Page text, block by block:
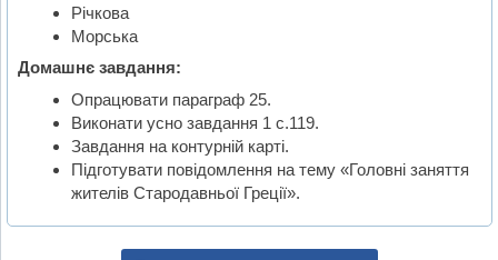
Річкова
Морська
Домашнє завдання:
Опрацювати параграф 25.
Виконати усно завдання 1 с.119.
Завдання на контурній карті.
Підготувати повідомлення на тему «Головні заняття
жителів Стародавньої Греції».